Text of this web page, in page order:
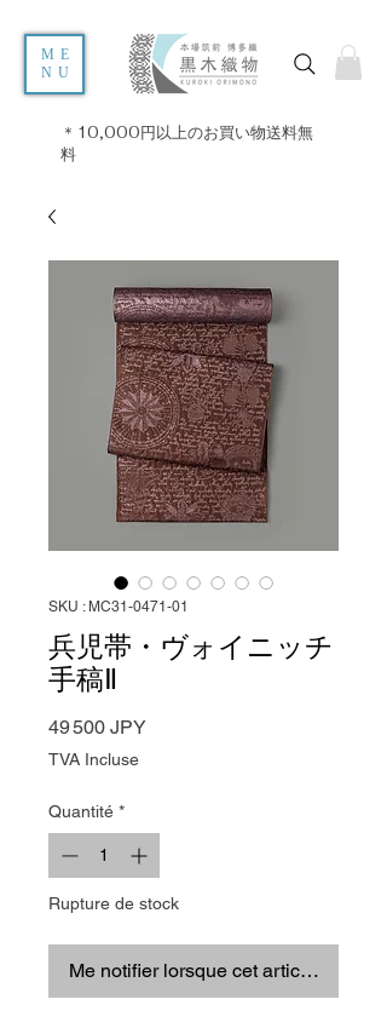
ME
NU
＊10,000円以上のお買い物送料無
料
SKU : MC31-0471-01
兵児帯・ヴォイニッチ
手稿Ⅱ
49 500 JPYPrix
TVA Incluse
Quantité *
Rupture de stock
Me notifier lorsque cet article est